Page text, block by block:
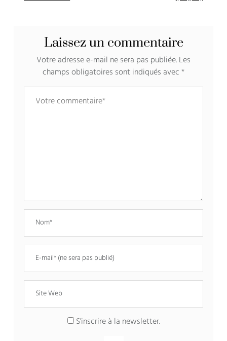
Laissez un commentaire
Votre adresse e-mail ne sera pas publiée.Les
champs obligatoires sont indiqués avec*
S'inscrire à la newsletter.